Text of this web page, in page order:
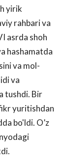
yirik
rahbari va
asrda shoh
hashamatda
va mol-
va
tushdi. Bir
yuritishdan
bo'ldi. O’z